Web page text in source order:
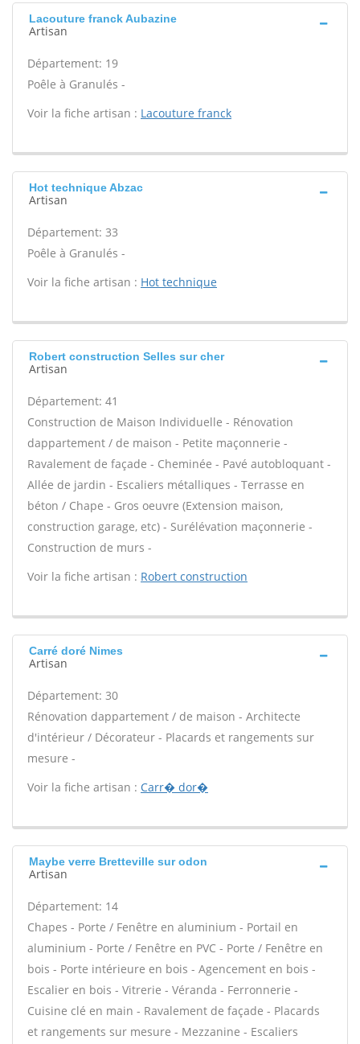
Lacouture franck Aubazine
Artisan
Département: 19
Poêle à Granulés -
Voir la fiche artisan : Lacouture franck
Hot technique Abzac
Artisan
Département: 33
Poêle à Granulés -
Voir la fiche artisan : Hot technique
Robert construction Selles sur cher
Artisan
Département: 41
Construction de Maison Individuelle - Rénovation
dappartement / de maison - Petite maçonnerie -
Ravalement de façade - Cheminée - Pavé autobloquant -
Allée de jardin - Escaliers métalliques - Terrasse en
béton / Chape - Gros oeuvre (Extension maison,
construction garage, etc) - Surélévation maçonnerie -
Construction de murs -
Voir la fiche artisan : Robert construction
Carré doré Nimes
Artisan
Département: 30
Rénovation dappartement / de maison - Architecte
d'intérieur / Décorateur - Placards et rangements sur
mesure -
Voir la fiche artisan : Carr� dor�
Maybe verre Bretteville sur odon
Artisan
Département: 14
Chapes - Porte / Fenêtre en aluminium - Portail en
aluminium - Porte / Fenêtre en PVC - Porte / Fenêtre en
bois - Porte intérieure en bois - Agencement en bois -
Escalier en bois - Vitrerie - Véranda - Ferronnerie -
Cuisine clé en main - Ravalement de façade - Placards
et rangements sur mesure - Mezzanine - Escaliers